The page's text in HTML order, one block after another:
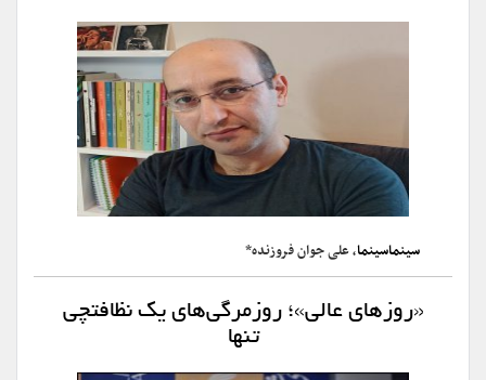
سینماسینما، علی جوان فروزنده*
«روزهای عالی»؛ روزمرگی‌های یک نظافتچی
تنها